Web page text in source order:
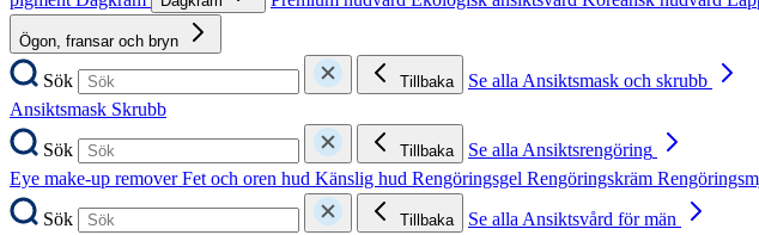
Ögon, fransar och bryn
Sök Tillbaka
Se alla Ansiktsmask och skrubb
Ansiktsmask Skrubb
Sök
Tillbaka
Se alla Ansiktsrengöring
Eye make-up removerFet och oren hud Känslig hud Rengöringsgel Rengöringskräm
Sök
Tillbaka
Se alla Ansiktsvård för män